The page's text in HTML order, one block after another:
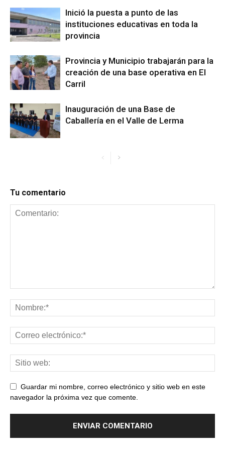
Inició la puesta a punto de las
instituciones educativas en toda la
provincia
Provincia y Municipio trabajarán para la
creación de una base operativa en El
Carril
Inauguración de una Base de
Caballería en el Valle de Lerma
Tu comentario
Guardar mi nombre, correo electrónico y sitio web en este
navegador la próxima vez que comente.